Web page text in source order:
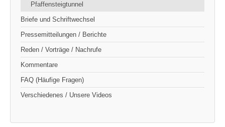
Pfaffensteigtunnel
Briefe und Schriftwechsel
Pressemitteilungen / Berichte
Reden / Vorträge / Nachrufe
Kommentare
FAQ (Häufige Fragen)
Verschiedenes / Unsere Videos